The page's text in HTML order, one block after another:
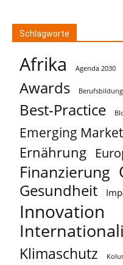
Schlagworte
Afrika Agenda 2030
Awards
Best-Practice
Emerging
Ernährung
Finanzierung
Gesundheit
Innovation
Klimaschutz